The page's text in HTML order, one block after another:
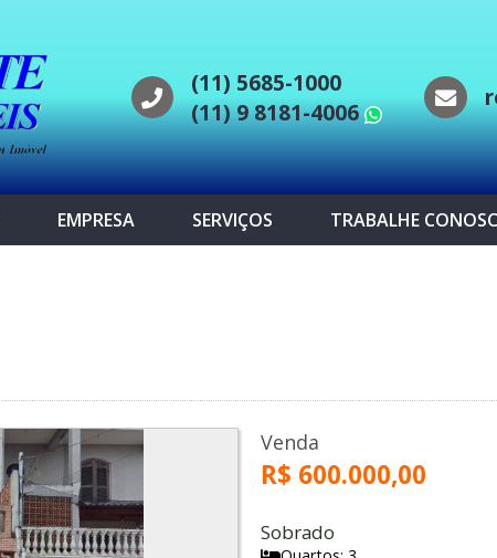
(11) 5685-1000
(11) 9 8181-4006
EMPRESA SERVIÇOS TRABALHE
Venda
R$ 600.000,00
Sobrado